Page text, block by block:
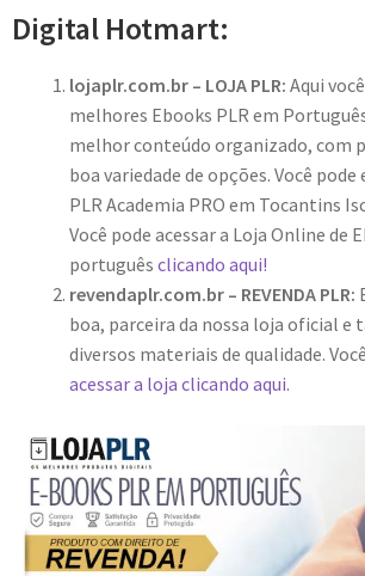
Digital Hotmart:
lojaplr.com.br – LOJA PLR: Aqui
melhores Ebooks PLR em
melhor conteúdo organizado, com
boa variedade de opções. Você
PLR Academia PRO em Tocantins
Você pode acessar a Loja Online de
português clicando aqui!
revendaplr.com.br – REVENDA PLR:
boa, parceira da nossa loja oficial e
diversos materiais de qualidade.
acessar a loja clicando aqui.